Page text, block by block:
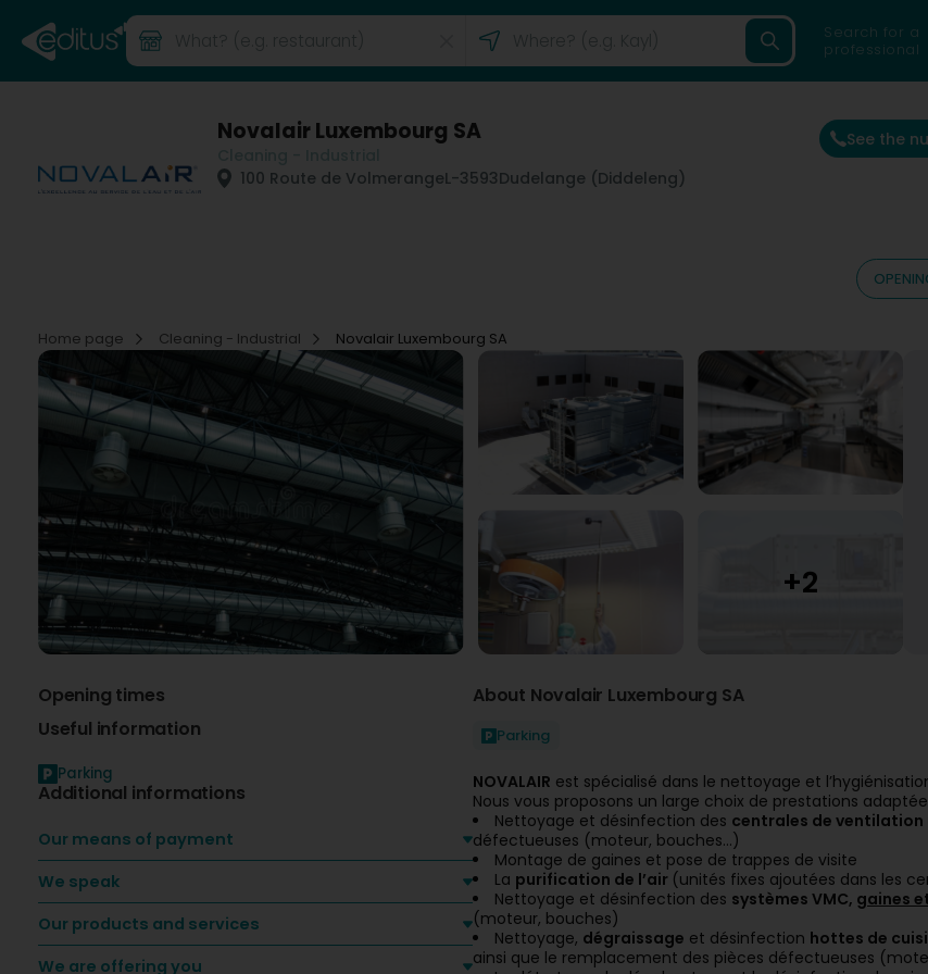
Search for a
professional
Novalair Luxembourg SA
100 Route de VolmerangeL-3593Dudelange (Diddeleng)
See the
Home page Cleaning - Industrial Novalair Luxembourg SA
Opening times
Useful information
Parking
Additional informations
Our means of payment
We speak
Our products and services
We are offering you
About Novalair Luxembourg SA
Parking
NOVALAIR est spécialisé dans le nettoyage et
Nous vous proposons un large choix de prestations
Nettoyage et désinfection des centrales de ventilation
défectueuses (moteur, bouches…)
Montage de gaines et pose de trappes de visite
La purification de l’air (unités fixes ajoutées dans les
Nettoyage et désinfection des systèmes VMC, gaines
(moteur, bouches)
Nettoyage, dégraissage et désinfection hottes de
ainsi que le remplacement des pièces défectueuses